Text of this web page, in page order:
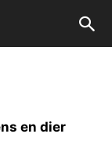
en dier